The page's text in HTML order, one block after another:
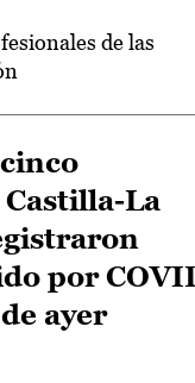
de las
La
por
ayer